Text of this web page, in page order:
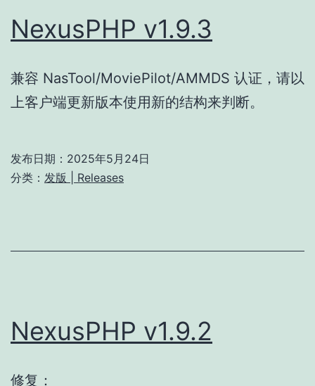
NexusPHP v1.9.3
兼容 NasTool/MoviePilot/AMMDS 认证，请以
上客户端更新版本使用新的结构来判断。
发布日期： 2025年5月24日
分类： 发版 | Releases
NexusPHP v1.9.2
修复：